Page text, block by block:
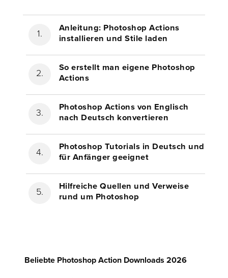
Anleitung: Photoshop Actions
installieren und Stile laden
So erstellt man eigene Photoshop
Actions
Photoshop Actions von Englisch
nach Deutsch konvertieren
Photoshop Tutorials in Deutsch und
für Anfänger geeignet
Hilfreiche Quellen und Verweise
rund um Photoshop
Beliebte Photoshop Action Downloads 2026